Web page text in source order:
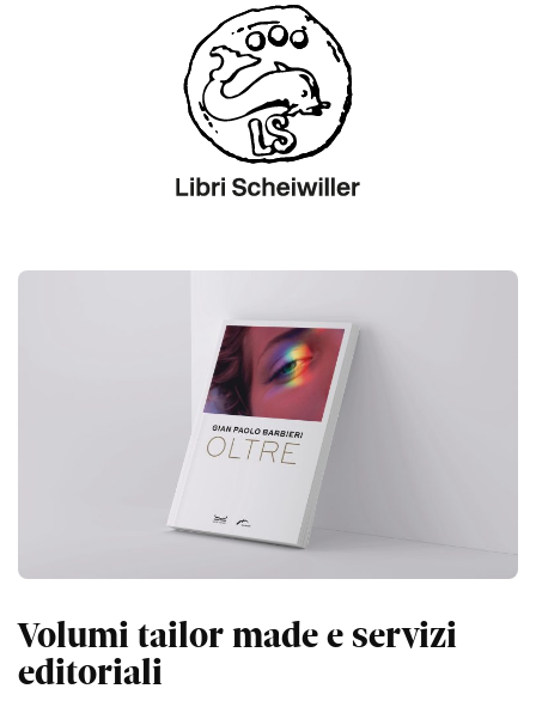
Volumi tailor made e servizi
editoriali